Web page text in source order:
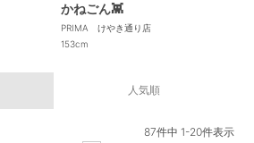
かねごん👾
PRIMA けやき通り店
153cm
人気順
87件中 1-20件表示